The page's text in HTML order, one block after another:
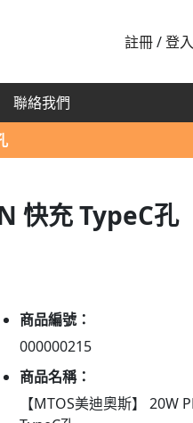
註冊/登入
聯絡我們
快充 TypeC孔
商品編號：
000000215
商品名稱：
【MTOS美迪奧斯】 20W